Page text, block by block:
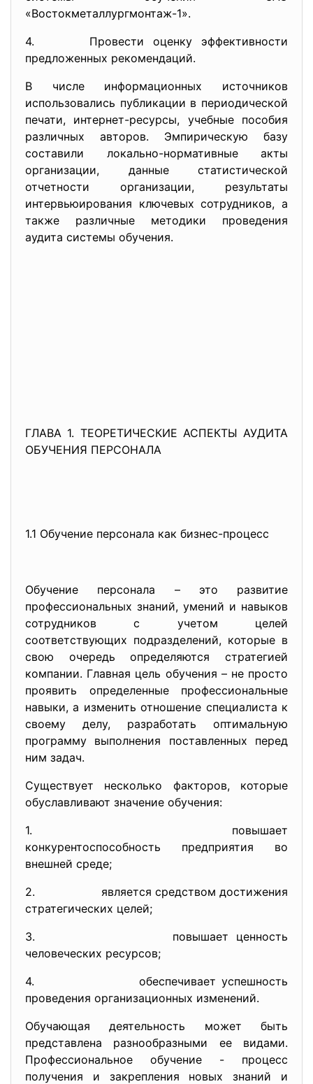
«Востокметаллургмонтаж-1».
4. Провести оценку эффективности
предложенных рекомендаций.
В числе информационных источников
использовались публикации в периодической
печати, интернет-ресурсы, учебные пособия
различных авторов. Эмпирическую базу
составили локально-нормативные акты
организации, данные статистической
отчетности организации, результаты
интервьюирования ключевых сотрудников, а
также различные методики проведения
аудита системы обучения.
ГЛАВА 1. ТЕОРЕТИЧЕСКИЕ АСПЕКТЫ АУДИТА
ОБУЧЕНИЯ ПЕРСОНАЛА
1.1 Обучение персонала как бизнес-процесс
Обучение персонала – это развитие
профессиональных знаний, умений и навыков
сотрудников с учетом целей
соответствующих подразделений, которые в
свою очередь определяются стратегией
компании. Главная цель обучения – не просто
проявить определенные профессиональные
навыки, а изменить отношение специалиста к
своему делу, разработать оптимальную
программу выполнения поставленных перед
ним задач.
Существует несколько факторов, которые
обуславливают значение обучения:
1. повышает
конкурентоспособность предприятия во
внешней среде;
2. является средством достижения
стратегических целей;
3. повышает ценность
человеческих ресурсов;
4. обеспечивает успешность
проведения организационных изменений.
Обучающая деятельность может быть
представлена разнообразными ее видами.
Профессиональное обучение - процесс
получения и закрепления новых знаний и